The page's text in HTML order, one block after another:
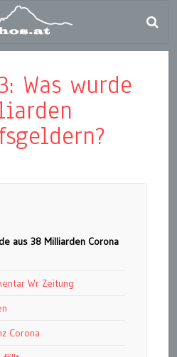
Was wurde
aus 38 Milliarden Corona
Wr Zeitung
Corona